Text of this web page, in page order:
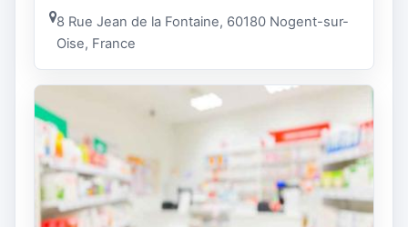
8 Rue Jean de la Fontaine, 60180 Nogent-sur-
Oise, France